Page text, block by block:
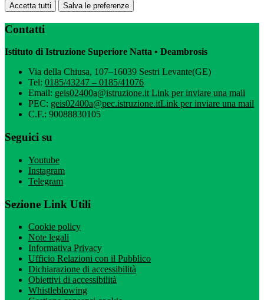
Accetta tutti Salva le preferenze
Contatti
Istituto di Istruzione Superiore Natta • Deambrosis
Via della Chiusa, 107–16039 Sestri Levante(GE)
Tel: 0185/43247 – 0185/41076
Email: geis02400a@istruzione.itLink per inviare una mail
PEC: geis02400a@pec.istruzione.itLink per inviare una mail
C.F.: 90088830105
Seguici su
Youtube
Instagram
Telegram
Sezione Link Utili
Cookie policy
Note legali
Informativa Privacy
Ufficio Relazioni con il Pubblico
Dichiarazione di accessibilità
Obiettivi di accessibilità
Whistleblowing